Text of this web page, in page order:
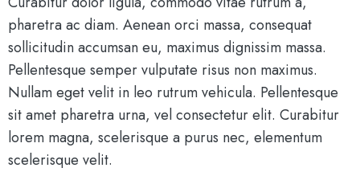
pharetra ac diam. Aenean orci massa, consequat
sollicitudin accumsan eu, maximus dignissim massa.
Pellentesque semper vulputate risus non maximus.
Nullam eget velit in leo rutrum vehicula. Pellentesque
sit amet pharetra urna, vel consectetur elit. Curabitur
lorem magna, scelerisque a purus nec, elementum
scelerisque velit.